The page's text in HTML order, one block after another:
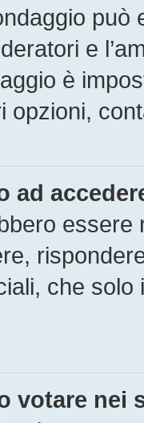
può
e
è
opzioni,
ad
che solo
votare nei